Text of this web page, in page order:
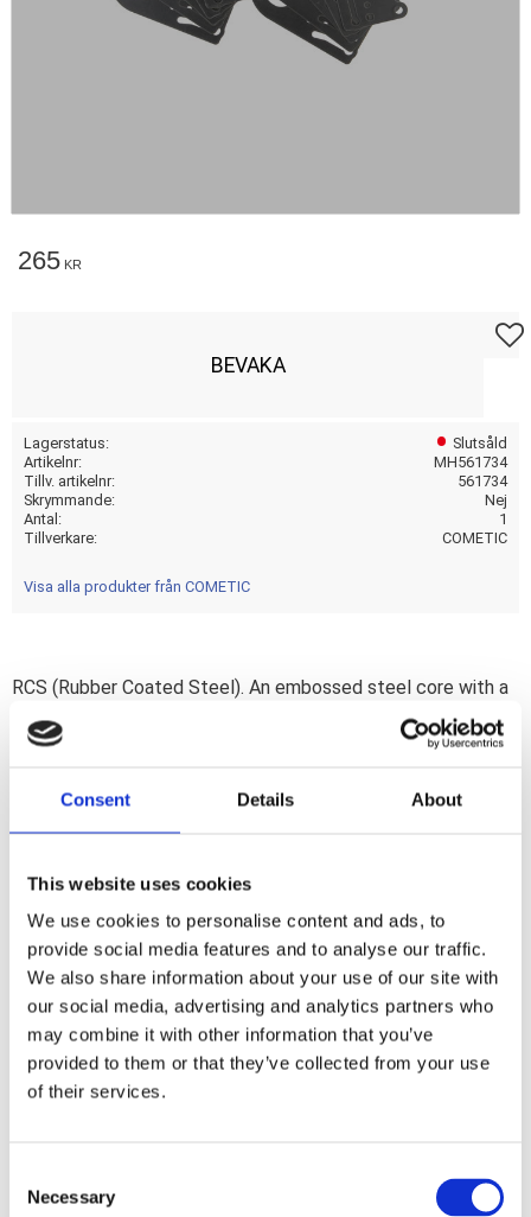
Consent Details About
This website uses cookies
We use cookies to personalise content and ads, to
provide social media features and to analyse our traffic.
We also share information about your use of our site with
our social media, advertising and analytics partners who
may combine it with other information that you’ve
provided to them or that they’ve collected from your use
of their services.
Necessary
265 KR
BEVAKA
Lagerstatus
Slutsåld
Artikelnr
MH561734
Tillv. artikelnr
561734
Skrymmande
Nej
Antal
1
Tillverkare
COMETIC
Visa alla produkter från COMETIC
RCS (Rubber Coated Steel). An embossed steel core with a
.001" thick coating of heat resistant nitrile rubber on both
sides. OEM replacement reference 26246-68; 26246-68A.
a
c
e
b
o
o
k
Omdömen
Du
Bli den första att lämna ett omdöme.